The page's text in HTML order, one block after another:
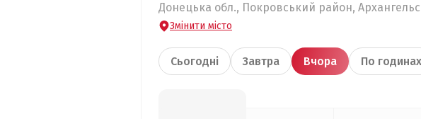
Донецька обл., Покровський район,
Змінити місто
Сьогодні Завтра Вчора По годинах